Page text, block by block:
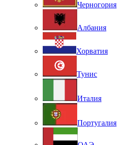
Черногория
Албания
Хорватия
Тунис
Италия
Португалия